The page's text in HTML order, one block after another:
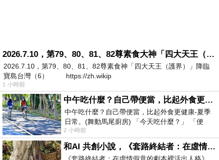
2026.7.10，第79、80、81、82尊素食大神「四大天王（護界）」降臨寶島台灣（6）
2026.7.10，第79、80、81、82尊素食神「四大天王（護界）」降臨
寶島台灣（6） https://zh.wikip
1 小時前
中午吃什麼？自己帶便當，比起外食更健康-夏季日常。(舞動馬尾廚房)
中午吃什麼？自己帶便當，比起外食更健康-夏季
日常。(舞動馬尾廚房) 「今天吃什麼？」 「便
當？麵？還是炒飯？」 每天都在選擇
2 小時前
和AI 共創小說，《套路終結者：在虛情假意的劇本裡活出人格》